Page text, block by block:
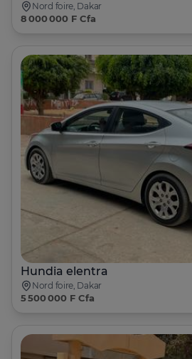
Nord foire, Dakar
8 000 000 F Cfa
Hundia elentra
Nord foire, Dakar
5 500 000 F Cfa